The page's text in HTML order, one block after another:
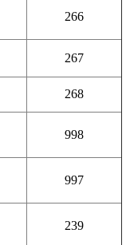
266
267
268
998
997
239